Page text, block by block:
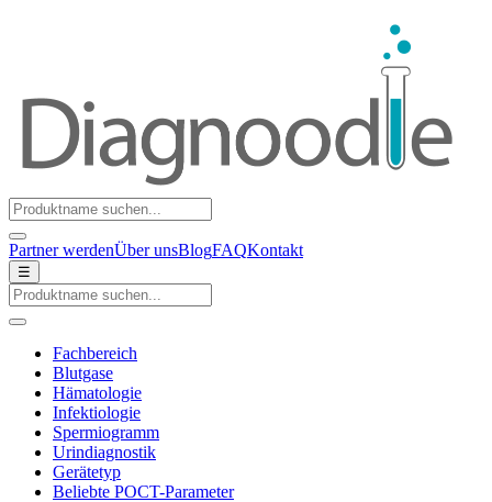
Partner werdenÜber unsBlogFAQKontakt
☰
Fachbereich
Blutgase
Hämatologie
Infektiologie
Spermiogramm
Urindiagnostik
Gerätetyp
Beliebte POCT-Parameter